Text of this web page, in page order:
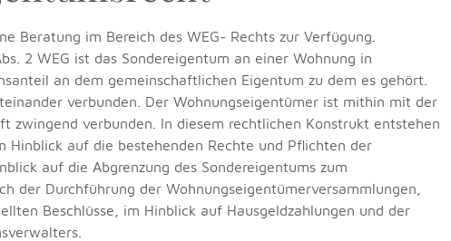
Beratung im Bereich des WEG- Rechts zur Verfügung.
2 WEG ist das Sondereigentum an einer Wohnung in
an dem gemeinschaftlichen Eigentum zu dem es gehört.
verbunden. Der Wohnungseigentümer ist mithin mit der
zwingend verbunden. In diesem rechtlichen Konstrukt entstehen
Hinblick auf die bestehenden Rechte und Pflichten der
auf die Abgrenzung des Sondereigentums zum
der Durchführung der Wohnungseigentümerversammlungen,
Beschlüsse, im Hinblick auf Hausgeldzahlungen und der